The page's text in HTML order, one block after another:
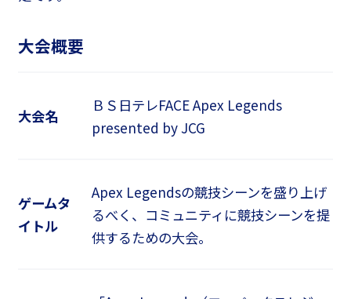
大会概要
大会名
ＢＳ日テレFACE Apex Legends
presented by JCG
ゲームタ
イトル
Apex Legendsの競技シーンを盛り上げ
るべく、コミュニティに競技シーンを提
供するための大会。